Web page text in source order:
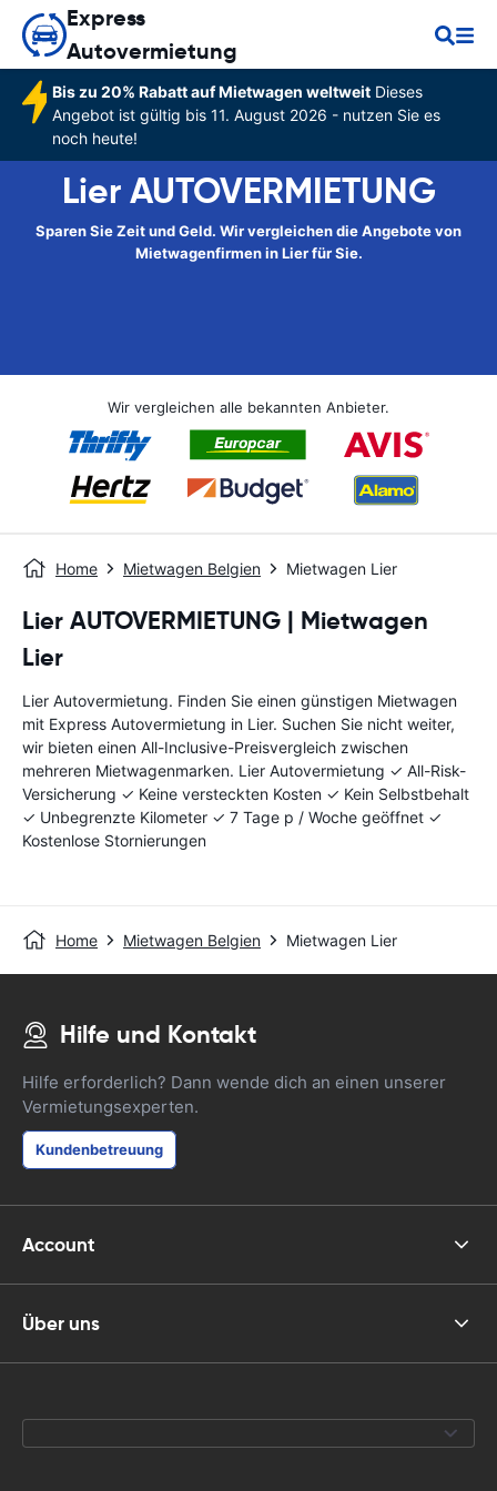
Express
Autovermietung
Bis zu 20% Rabatt auf Mietwagen weltweitDieses
Angebot ist gültig bis 11. August 2026 - nutzen Sie es
noch heute!
Lier AUTOVERMIETUNG
Sparen Sie Zeit und Geld. Wir vergleichen die Angebote von
Mietwagenfirmen in Lier für Sie.
Wir vergleichen alle bekannten Anbieter.
Home Mietwagen Belgien Mietwagen Lier
Lier AUTOVERMIETUNG | Mietwagen
Lier
Lier Autovermietung. Finden Sie einen günstigen Mietwagen
mit Express Autovermietung in Lier. Suchen Sie nicht weiter,
wir bieten einen All-Inclusive-Preisvergleich zwischen
mehreren Mietwagenmarken. Lier Autovermietung ✓ All-Risk-
Versicherung ✓ Keine versteckten Kosten ✓ Kein Selbstbehalt
✓ Unbegrenzte Kilometer ✓ 7 Tage p / Woche geöffnet ✓
Kostenlose Stornierungen
Home Mietwagen Belgien Mietwagen Lier
Hilfe und Kontakt
Hilfe erforderlich? Dann wende dich an einen unserer
Vermietungsexperten.
Kundenbetreuung
Account
Über uns